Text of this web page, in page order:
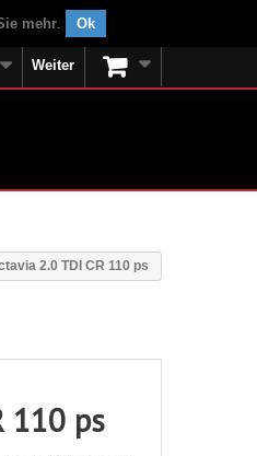
mehr. Ok
Weiter
2.0 TDI CR 110 ps
110 ps